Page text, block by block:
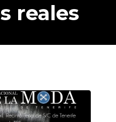
reales